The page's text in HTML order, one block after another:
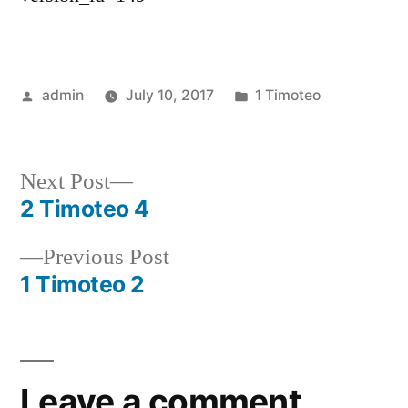
Posted
admin July 10, 2017
Posted
1 Timoteo
Post
navigation
Previous PostPrevious
1 Timoteo 2
Next Post
Next
post:
2 Timoteo 4